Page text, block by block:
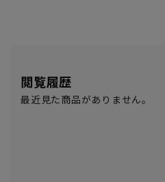
閲覧履歴
最近見た商品がありません。